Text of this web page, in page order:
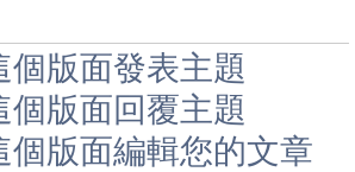
版面發表主題
版面回覆主題
版面編輯您的文章